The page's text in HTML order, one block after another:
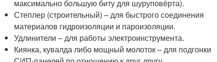
максимально большую биту для шуруповёрта).
Степлер (строительный) – для быстрого соединения
материалов гидроизоляции и пароизоляции.
Удлинители – для работы электроинструмента.
Киянка, кувалда либо мощный молоток – для подгонки